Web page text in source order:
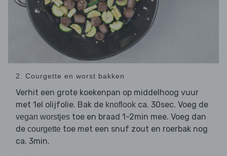
2. Courgette en worst bakken
Verhit een grote koekenpan op middelhoog vuur
met 1el olijfolie. Bak de knoflook ca. 30sec. Voeg de
vegan worstjes toe en braad 1-2min mee. Voeg dan
de courgette toe met een snuf zout en roerbak nog
ca. 3min.